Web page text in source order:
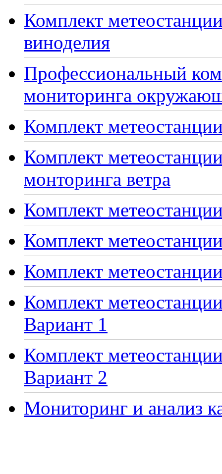
Комплект
виноделия
Профессиональный
мониторинга
Комплект
Комплект
монторинга ветра
Комплект
Комплект
Комплект
Комплект
Вариант 1
Комплект
Вариант 2
Мониторинг и анализ